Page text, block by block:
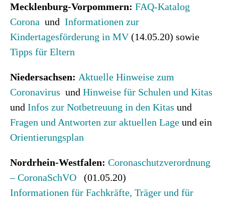
Mecklenburg-Vorpommern: FAQ-Katalog
Corona und Informationen zur
Kindertagesförderung in MV(14.05.20) sowie
Tipps für Eltern
Niedersachsen: Aktuelle Hinweise zum
Coronavirus und Hinweise für Schulen und Kitas
und Infos zur Notbetreuung in den Kitas und
Fragen und Antworten zur aktuellen Lage und ein
Orientierungsplan
Nordrhein-Westfalen: Coronaschutzverordnung
– CoronaSchVO (01.05.20)
Informationen für Fachkräfte, Träger und für